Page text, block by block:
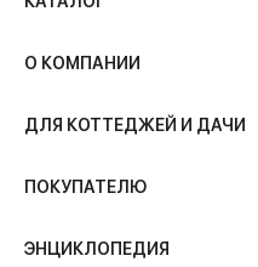
О КОМПАНИИ
ДЛЯ КОТТЕДЖЕЙ И ДАЧИ
ПОКУПАТЕЛЮ
ЭНЦИКЛОПЕДИЯ